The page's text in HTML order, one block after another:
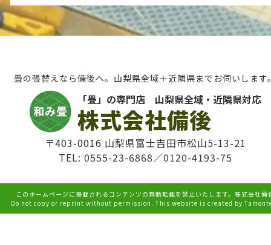
畳の張替えなら備後へ。山梨県全域＋近隣県までお伺いします
「畳」の専門店 山梨県全域・近隣県対応
株式会社備後
〒403-0016 山梨県富士吉田市松山5-13-21
TEL: 0555-23-6868／0120-4193-75
このホームページに掲載されるコンテンツの無断転載を禁止いたします。株式会社備
Do not copy or reprint without permission. This website is created by